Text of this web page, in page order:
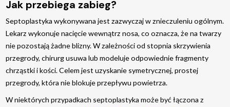
Jak przebiega zabieg?
Septoplastyka wykonywana jest zazwyczaj w znieczuleniu ogólnym.
Lekarz wykonuje nacięcie wewnątrz nosa, co oznacza, że na twarzy
nie pozostają żadne blizny. W zależności od stopnia skrzywienia
przegrody, chirurg usuwa lub modeluje odpowiednie fragmenty
chrząstki i kości. Celem jest uzyskanie symetrycznej, prostej
przegrody, która nie blokuje przepływu powietrza.
W niektórych przypadkach septoplastyka może być łączona z